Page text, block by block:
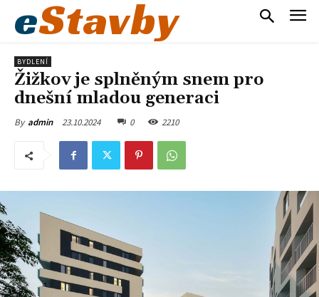
eStavby
BYDLENÍ
Žižkov je splněným snem pro
dnešní mladou generaci
By admin 23.10.2024 0 2210